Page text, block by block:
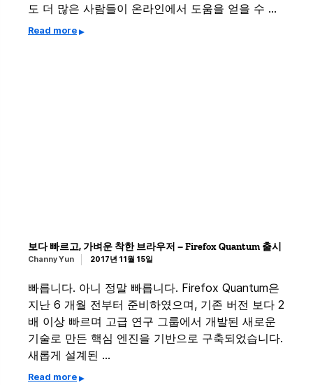
도 더 많은 사람들이 온라인에서 도움을 얻을 수 …
Read more
보다 빠르고, 가벼운 착한 브라우저 – Firefox Quantum 출시
Channy Yun 2017년 11월 15일
빠릅니다. 아니 정말 빠릅니다. Firefox Quantum은
지난 6 개월 전부터 준비하였으며, 기존 버전 보다 2
배 이상 빠르며 고급 연구 그룹에서 개발된 새로운
기술로 만든 핵심 엔진을 기반으로 구축되었습니다.
새롭게 설계된 …
Read more